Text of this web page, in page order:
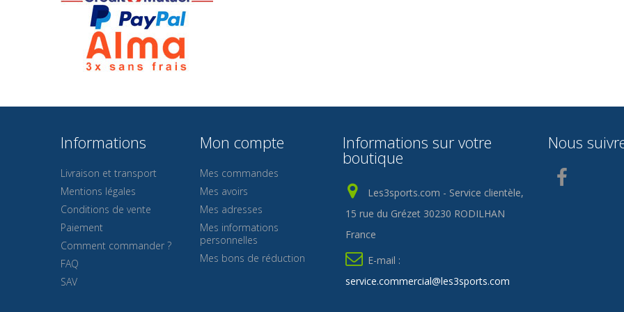
Informations
Livraison et transport
Mentions légales
Conditions de vente
Paiement
Comment commander ?
FAQ
SAV
Mon compte
Mes commandes
Mes avoirs
Mes adresses
Mes informations
personnelles
Mes bons de réduction
Informations sur votre
boutique
Les3sports.com - Service clientèle,
15 rue du Grézet 30230 RODILHAN
France
E-mail :
service.commercial@les3sports.com
Nous